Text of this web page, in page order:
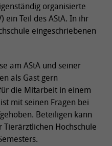
organisierte
ein Teil des AStA. In ihr
eingeschriebenen
am AStA und seiner
als Gast gern
die Mitarbeit in einem
mit seinen Fragen bei
Beteiligen kann
Hochschule